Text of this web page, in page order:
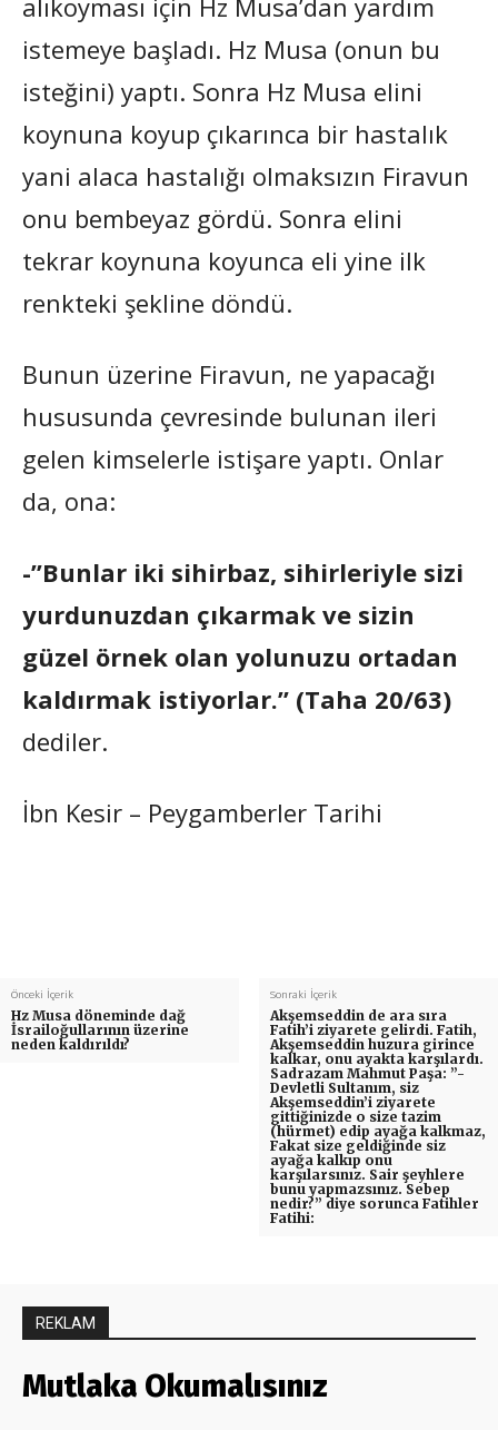
istemeye başladı. Hz Musa (onun bu
isteğini) yaptı. Sonra Hz Musa elini
koynuna koyup çıkarınca bir hastalık
yani alaca hastalığı olmaksızın Firavun
onu bembeyaz gördü. Sonra elini
tekrar koynuna koyunca eli yine ilk
renkteki şekline döndü.
Bunun üzerine Firavun, ne yapacağı
hususunda çevresinde bulunan ileri
gelen kimselerle istişare yaptı. Onlar
da, ona:
-”Bunlar iki sihirbaz, sihirleriyle sizi
yurdunuzdan çıkarmak ve sizin
güzel örnek olan yolunuzu ortadan
kaldırmak istiyorlar.” (Taha 20/63)
dediler.
İbn Kesir – Peygamberler Tarihi
Önceki İçerik
Hz Musa döneminde dağ
İsrailoğullarının üzerine
neden kaldırıldı?
Sonraki İçerik
Akşemseddin de ara sıra
Fatih’i ziyarete gelirdi. Fatih,
Akşemseddin huzura girince
kalkar, onu ayakta karşılardı.
Sadrazam Mahmut Paşa: ”-
Devletli Sultanım, siz
Akşemseddin’i ziyarete
gittiğinizde o size tazim
(hürmet) edip ayağa kalkmaz,
Fakat size geldiğinde siz
ayağa kalkıp onu
karşılarsınız. Sair şeyhlere
bunu yapmazsınız. Sebep
nedir?” diye sorunca Fatihler
Fatihi:
REKLAM
Mutlaka Okumalısınız